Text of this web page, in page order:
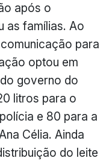
após o
as famílias. Ao
para
optou em
governo do
litros para o
e 80 para a
Célia. Ainda
do leite